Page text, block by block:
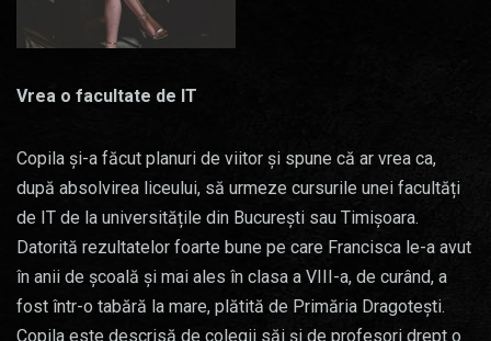
Vrea o facultate de IT
Copila și-a făcut planuri de viitor și spune că ar vrea ca,
după absolvirea liceului, să urmeze cursurile unei facultăți
de IT de la universitățile din București sau Timișoara.
Datorită rezultatelor foarte bune pe care Francisca le-a avut
în anii de școală și mai ales în clasa a VIII-a, de curând, a
fost într-o tabără la mare, plătită de Primăria Dragotești.
Copila este descrisă de colegii săi și de profesori drept o